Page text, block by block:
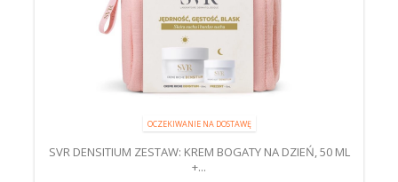
OCZEKIWANIE NA DOSTAWĘ
SVR DENSITIUM ZESTAW: KREM BOGATY NA DZIEŃ, 50 ML
+...